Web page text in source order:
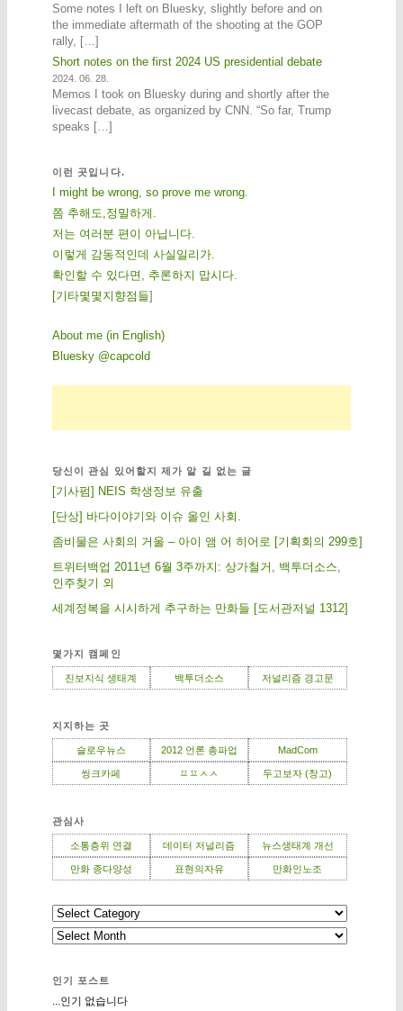
Some notes I left on Bluesky, slightly before and on
the immediate aftermath of the shooting at the GOP
rally, […]
Short notes on the first 2024 US presidential debate
2024. 06. 28.
Memos I took on Bluesky during and shortly after the
livecast debate, as organized by CNN. “So far, Trump
speaks […]
이런 곳입니다.
I might be wrong, so prove me wrong.
쫌 추해도,정밀하게.
저는 여러분 편이 아닙니다.
이렇게 감동적인데 사실일리가.
확인할 수 있다면, 추론하지 맙시다.
[기 타몇 몇 지 향점 들]
About me (in English)
Bluesky @capcold
당신이 관심 있어할지 제가 알 길 없는 글
[기사펌] NEIS 학생정보 유출
[단상] 바다이야기와 이슈 올인 사회.
좀비물은 사회의 거울 – 아이 앰 어 히어로 [기획회의 299호]
트위터백업 2011년 6월 3주까지: 상가철거, 백투더소스,
인주찾기 외
세계정복을 시시하게 추구하는 만화들 [도서관저널 1312]
몇가지 캠페인
진보지식 생태계 백투더소스 저널리즘 경고문
지지하는 곳
슬로우뉴스 2012 언론 총파업 MadCom
씽크카페 ㅍㅍㅅㅅ 두고보자 (창고)
관심사
소통층위 연결 데이터 저널리즘 뉴스생태계 개선
만화 종다양성 표현의자유 만화인노조
인기 포스트
...인기 없습니다